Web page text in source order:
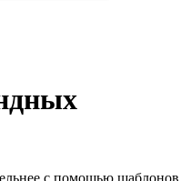
с помощью шаблонов